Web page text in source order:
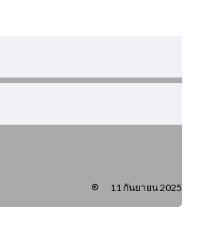
11 กันยายน 2025